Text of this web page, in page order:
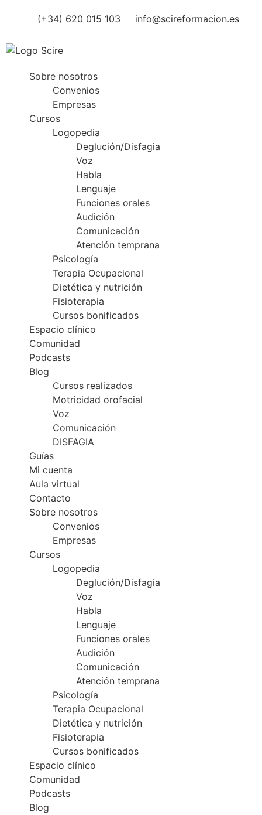
(+34) 620 015 103 info@scireformacion.es
Sobre nosotros
Convenios
Empresas
Cursos
Logopedia
Deglución/Disfagia
Voz
Habla
Lenguaje
Funciones orales
Audición
Comunicación
Atención temprana
Psicología
Terapia Ocupacional
Dietética y nutrición
Fisioterapia
Cursos bonificados
Espacio clínico
Comunidad
Podcasts
Blog
Cursos realizados
Motricidad orofacial
Voz
Comunicación
DISFAGIA
Guías
Mi cuenta
Aula virtual
Contacto
Sobre nosotros
Convenios
Empresas
Cursos
Logopedia
Deglución/Disfagia
Voz
Habla
Lenguaje
Funciones orales
Audición
Comunicación
Atención temprana
Psicología
Terapia Ocupacional
Dietética y nutrición
Fisioterapia
Cursos bonificados
Espacio clínico
Comunidad
Podcasts
Blog